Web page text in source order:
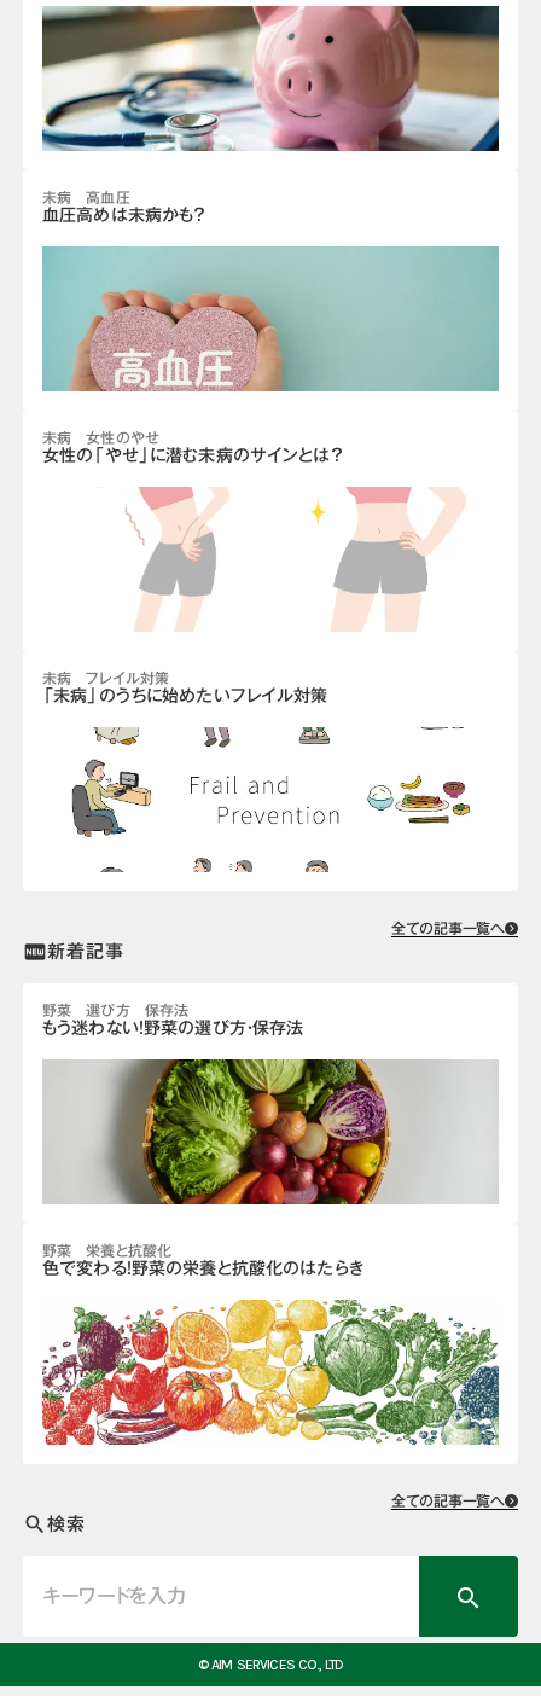
未病 高血圧
血圧高めは未病かも？
未病 女性のやせ
女性の「やせ」に潜む未病のサインとは？
未病 フレイル対策
「未病」のうちに始めたいフレイル対策
全ての記事一覧へ
fiber_new新着記事
野菜 選び方 保存法
もう迷わない！野菜の選び方・保存法
野菜 栄養と抗酸化
色で変わる！野菜の栄養と抗酸化のはたらき
全ての記事一覧へ
search検索
search
© AIM SERVICES CO., LTD